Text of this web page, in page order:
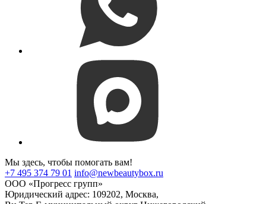
Мы здесь, чтобы помогать вам!
+7 495 374 79 01 info@newbeautybox.ru
ООО «Прогресс групп»
Юридический адрес: 109202, Москва,